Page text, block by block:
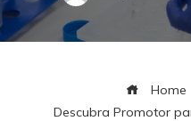
Home
Descubra Promotor